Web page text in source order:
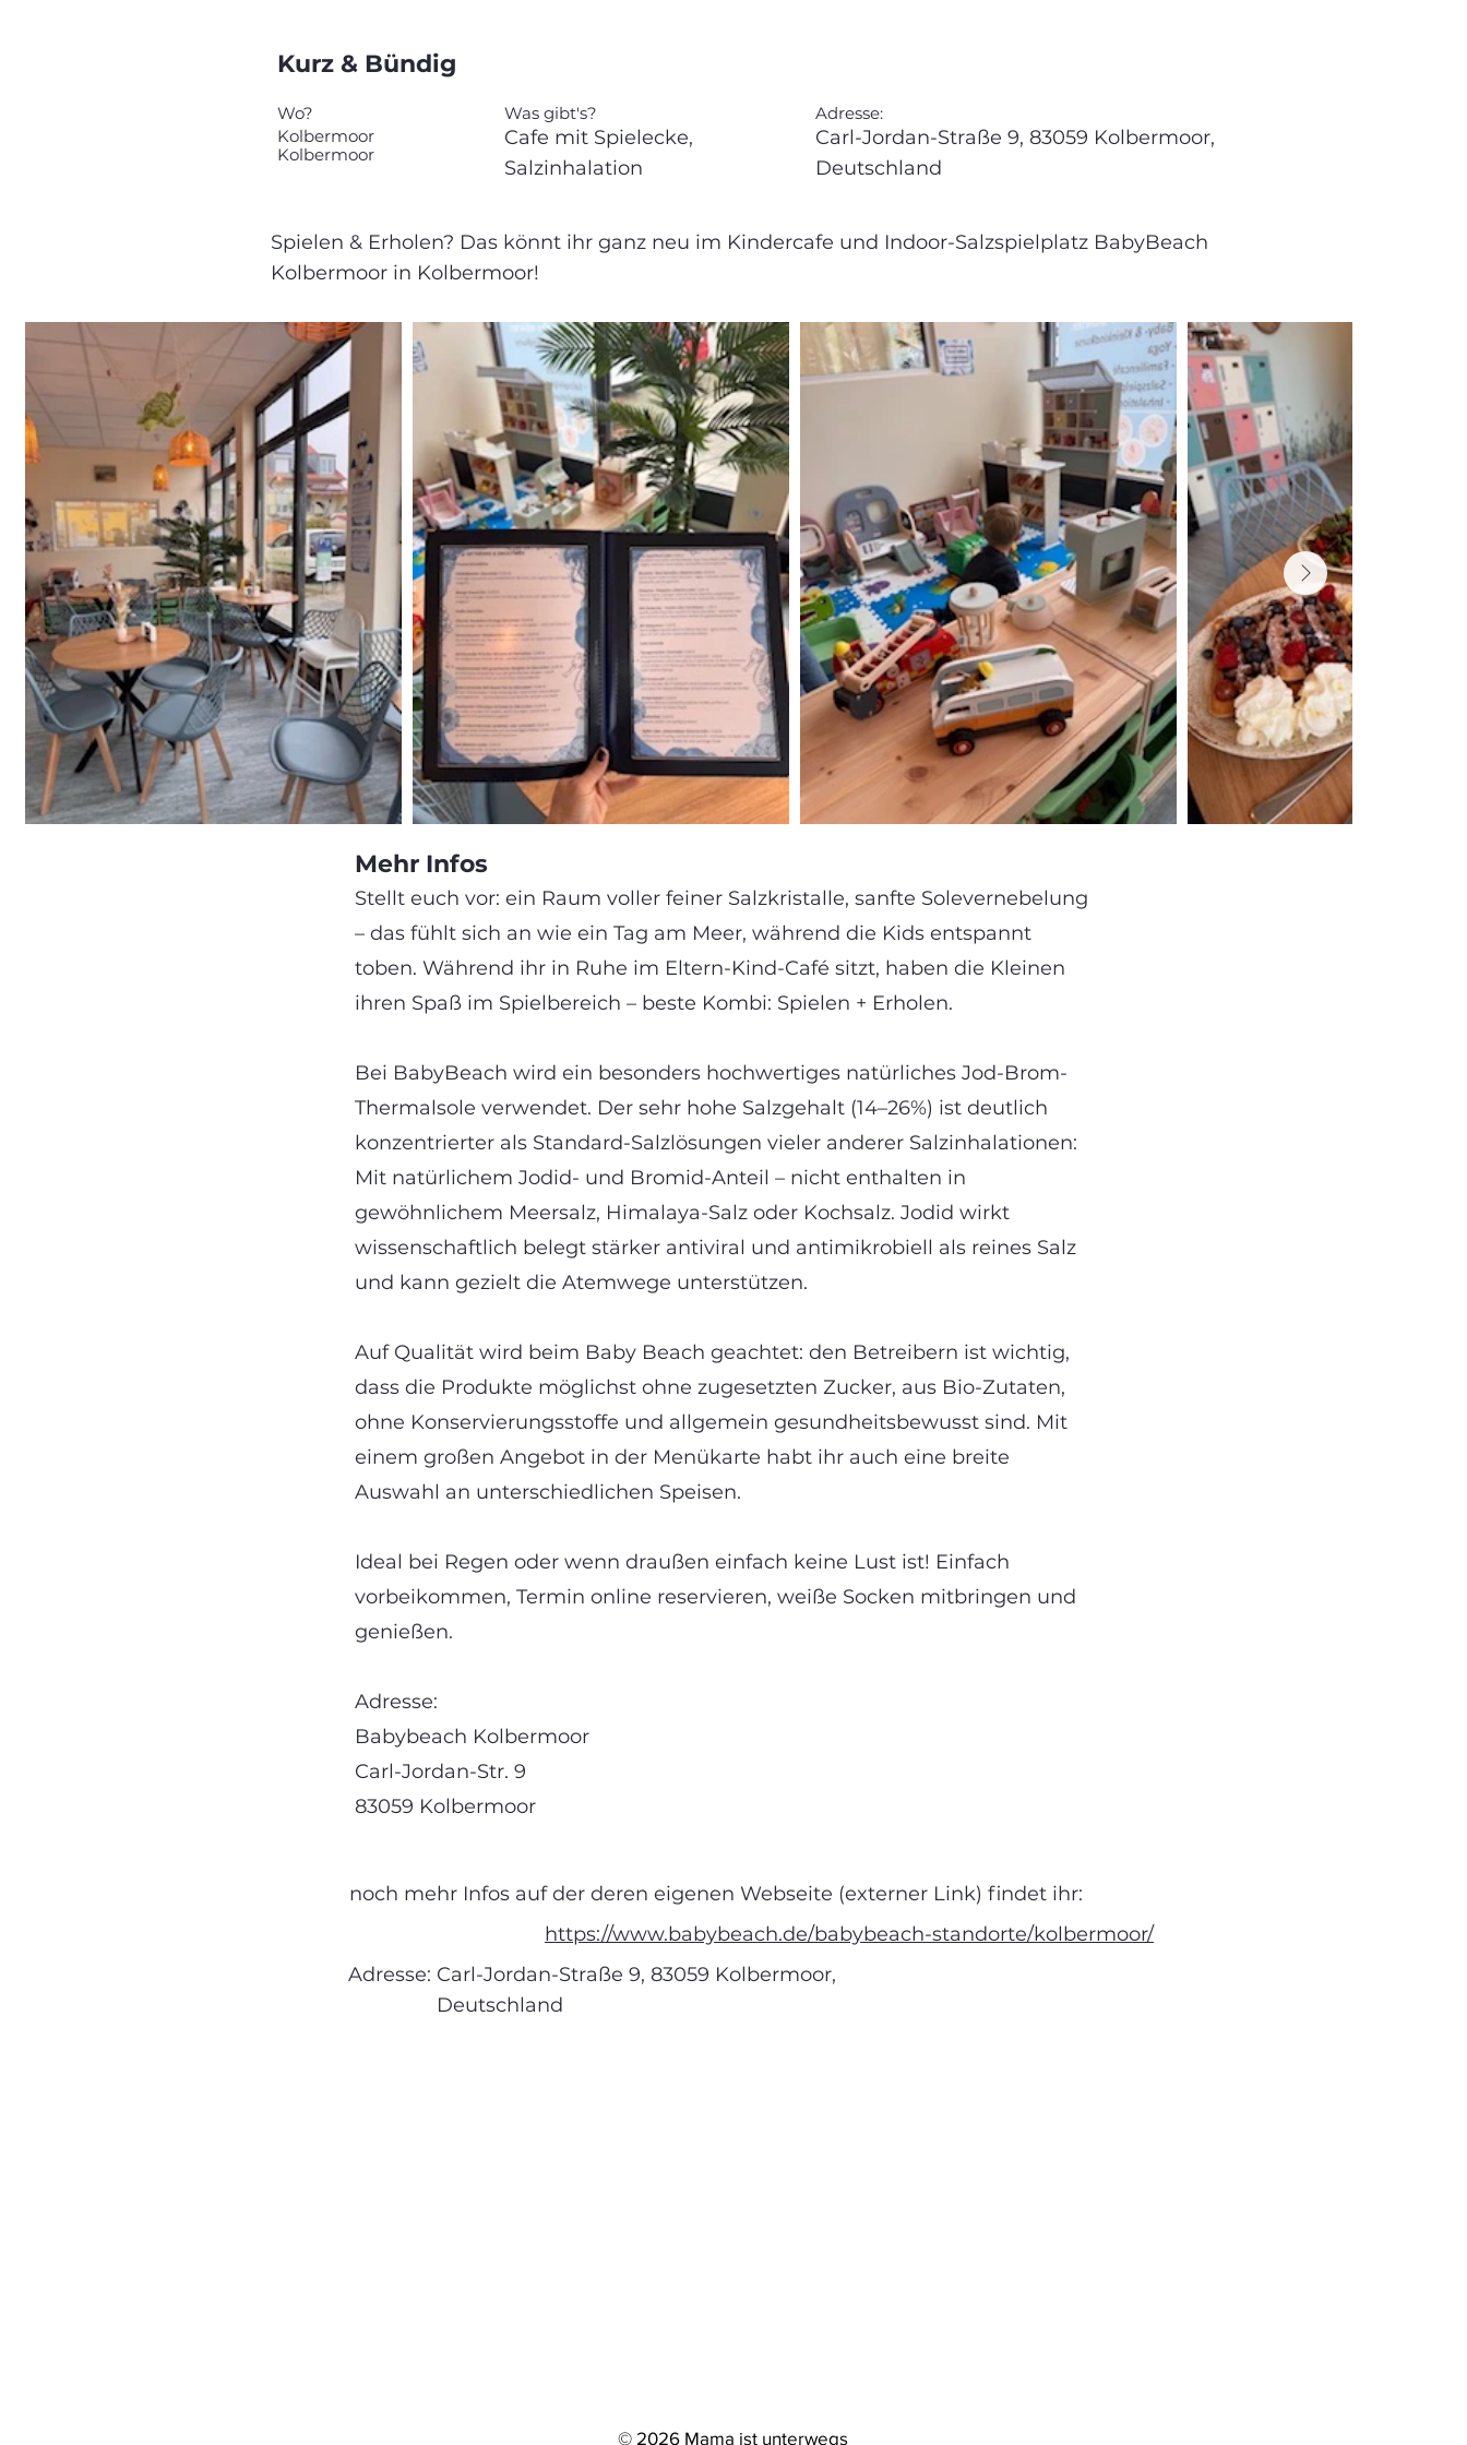
Kurz & Bündig
Wo? Was gibt's? Adresse:
Cafe mit Spielecke,
Salzinhalation
Kolbermoor
Kolbermoor
Carl-Jordan-Straße 9, 83059 Kolbermoor,
Deutschland
Spielen & Erholen? Das könnt ihr ganz neu im Kindercafe und Indoor-Salzspielplatz BabyBeach
Kolbermoor in Kolbermoor!
Mehr Infos
Stellt euch vor: ein Raum voller feiner Salzkristalle, sanfte Solevernebelung
– das fühlt sich an wie ein Tag am Meer, während die Kids entspannt
toben. Während ihr in Ruhe im Eltern-Kind-Café sitzt, haben die Kleinen
ihren Spaß im Spielbereich – beste Kombi: Spielen + Erholen.
Bei BabyBeach wird ein besonders hochwertiges natürliches Jod-Brom-
Thermalsole verwendet. Der sehr hohe Salzgehalt (14–26%) ist deutlich
konzentrierter als Standard-Salzlösungen vieler anderer Salzinhalationen:
Mit natürlichem Jodid- und Bromid-Anteil – nicht enthalten in
gewöhnlichem Meersalz, Himalaya-Salz oder Kochsalz. Jodid wirkt
wissenschaftlich belegt stärker antiviral und antimikrobiell als reines Salz
und kann gezielt die Atemwege unterstützen.
Auf Qualität wird beim Baby Beach geachtet: den Betreibern ist wichtig,
dass die Produkte möglichst ohne zugesetzten Zucker, aus Bio-Zutaten,
ohne Konservierungsstoffe und allgemein gesundheitsbewusst sind. Mit
einem großen Angebot in der Menükarte habt ihr auch eine breite
Auswahl an unterschiedlichen Speisen.
Ideal bei Regen oder wenn draußen einfach keine Lust ist! Einfach
vorbeikommen, Termin online reservieren, weiße Socken mitbringen und
genießen.
Adresse:
Babybeach Kolbermoor
Carl-Jordan-Str. 9
83059 Kolbermoor
noch mehr Infos auf der deren eigenen Webseite (externer Link) findet ihr:
https://www.babybeach.de/babybeach-standorte/kolbermoor/
Adresse: Carl-Jordan-Straße 9, 83059 Kolbermoor,
Deutschland
© 2026 Mama ist unterwegs